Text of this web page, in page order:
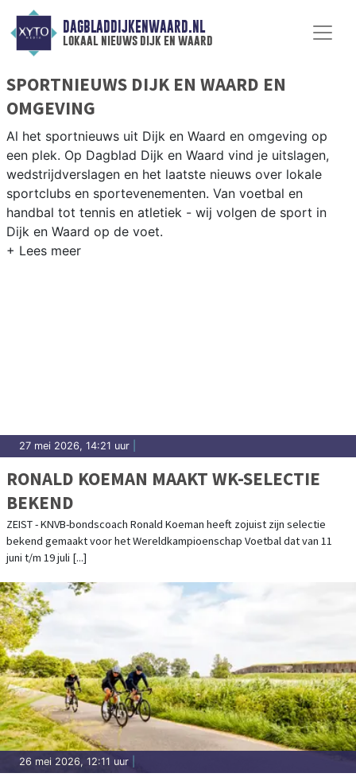
DAGBLADDIJKENWAARD.NL
lokaal nieuws dijk en waard
SPORTNIEUWS DIJK EN WAARD EN
OMGEVING
Al het sportnieuws uit Dijk en Waard en omgeving op
een plek. Op Dagblad Dijk en Waard vind je uitslagen,
wedstrijdverslagen en het laatste nieuws over lokale
sportclubs en sportevenementen. Van voetbal en
handbal tot tennis en atletiek - wij volgen de sport in
Dijk en Waard op de voet.
27 mei 2026, 14:21 uur
RONALD KOEMAN MAAKT WK-SELECTIE
BEKEND
ZEIST - KNVB-bondscoach Ronald Koeman heeft zojuist zijn selectie
bekend gemaakt voor het Wereldkampioenschap Voetbal dat van 11
juni t/m 19 juli [...]
26 mei 2026, 12:11 uur